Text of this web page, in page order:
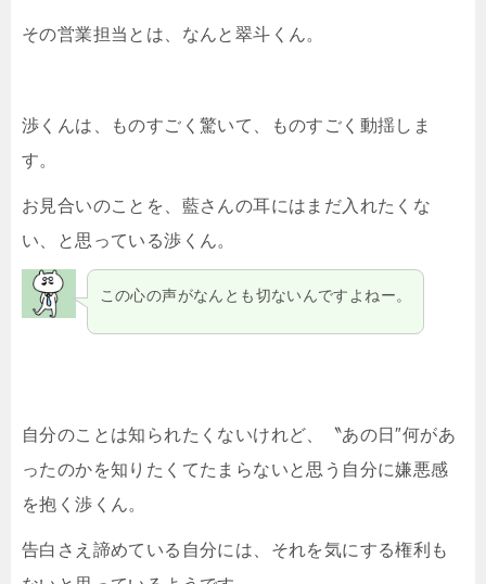
その営業担当とは、なんと翠斗くん。
渉くんは、ものすごく驚いて、ものすごく動揺しま
す。
お見合いのことを、藍さんの耳にはまだ入れたくな
い、と思っている渉くん。
この心の声がなんとも切ないんですよねー。
自分のことは知られたくないけれど、〝あの日″何があ
ったのかを知りたくてたまらないと思う自分に嫌悪感
を抱く渉くん。
告白さえ諦めている自分には、それを気にする権利も